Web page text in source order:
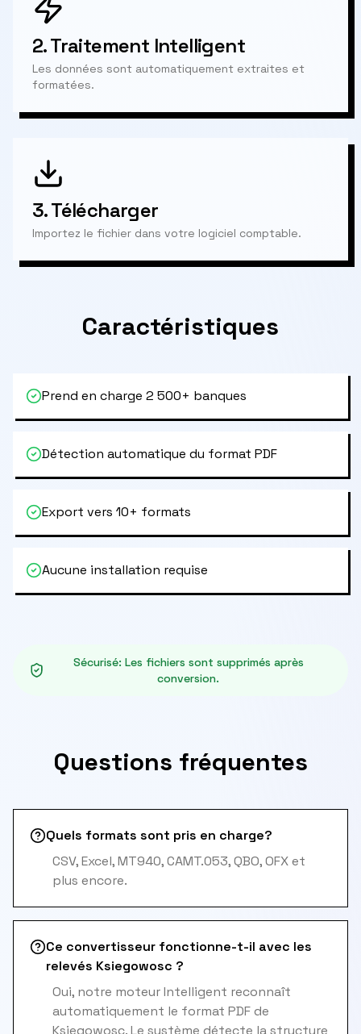
2.Traitement Intelligent
Les données sont automatiquement extraites et
formatées.
3.Télécharger
Importez le fichier dans votre logiciel comptable.
Caractéristiques
Prend en charge 2 500+ banques
Détection automatique du format PDF
Export vers 10+ formats
Aucune installation requise
Sécurisé: Les fichiers sont supprimés après
conversion.
Questions fréquentes
Quels formats sont pris en charge?
CSV, Excel, MT940, CAMT.053, QBO, OFX et
plus encore.
Ce convertisseur fonctionne-t-il avec les
relevés Ksiegowosc ?
Oui, notre moteur Intelligent reconnaît
automatiquement le format PDF de
Ksiegowosc. Le système détecte la structure